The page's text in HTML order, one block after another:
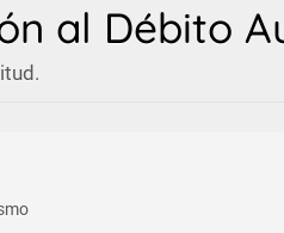
al Débito